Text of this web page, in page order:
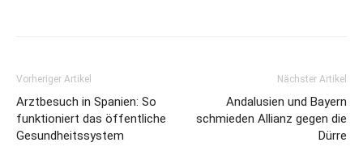
Vorheriger Artikel
Arztbesuch in Spanien: So
funktioniert das öffentliche
Gesundheitssystem
Nächster Artikel
Andalusien und Bayern
schmieden Allianz gegen die
Dürre